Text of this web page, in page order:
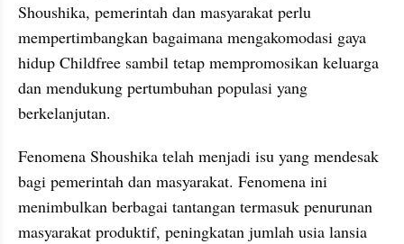
Shoushika, pemerintah dan masyarakat perlu
mempertimbangkan bagaimana mengakomodasi gaya
hidup Childfree sambil tetap mempromosikan keluarga
dan mendukung pertumbuhan populasi yang
berkelanjutan.
Fenomena Shoushika telah menjadi isu yang mendesak
bagi pemerintah dan masyarakat. Fenomena ini
menimbulkan berbagai tantangan termasuk penurunan
masyarakat produktif, peningkatan jumlah usia lansia